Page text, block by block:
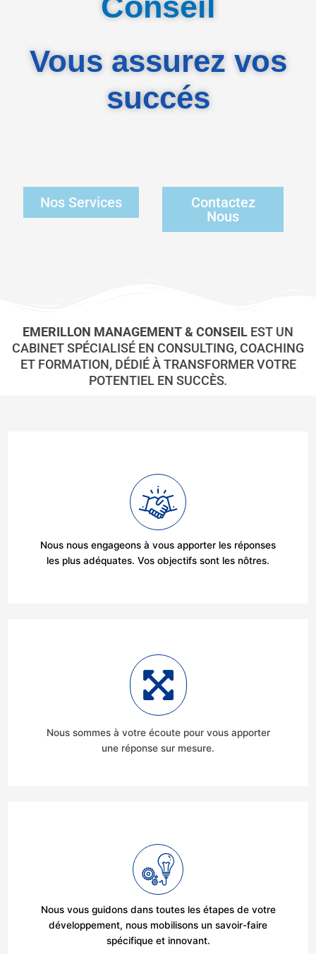
Vous assurez vos
succés
Nos Services
Contactez
Nous
EMERILLON MANAGEMENT & CONSEIL EST UN
CABINET SPÉCIALISÉ EN CONSULTING, COACHING
ET FORMATION, DÉDIÉ À TRANSFORMER VOTRE
POTENTIEL EN SUCCÈS.
Nous nous engageons à vous apporter les réponses
les plus adéquates. Vos objectifs sont les nôtres.
Nous sommes à votre écoute pour vous apporter
une réponse sur mesure.
Nous vous guidons dans toutes les étapes de votre
développement, nous mobilisons un savoir-faire
spécifique et innovant.